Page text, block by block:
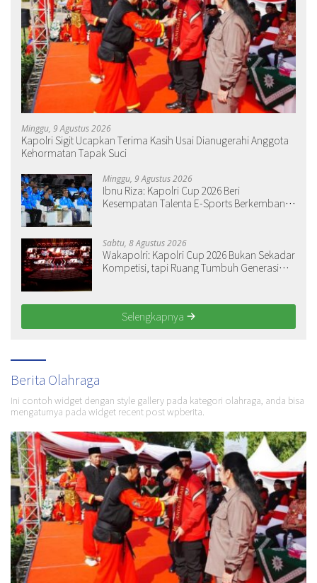
Minggu, 9 Agustus 2026
Kapolri Sigit Ucapkan Terima Kasih Usai Dianugerahi Anggota
Kehormatan Tapak Suci
Minggu, 9 Agustus 2026
Ibnu Riza: Kapolri Cup 2026 Beri
Kesempatan Talenta E-Sports Berkembang
Sabtu, 8 Agustus 2026
Wakapolri: Kapolri Cup 2026 Bukan Sekadar
Kompetisi, tapi Ruang Tumbuh Generasi
Selengkapnya
Berita Olahraga
Ini contoh widget dengan style gallery pada kategori olahraga, anda bisa
mengaturnya pada widget recent post wpberita.